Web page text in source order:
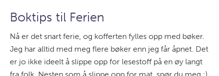
Boktips til Ferien
Nå er det snart ferie, og kofferten fylles opp med bøker.
Jeg har alltid med meg flere bøker enn jeg får åpnet. Det
er jo ikke ideelt å slippe opp for lesestoff på en øy langt